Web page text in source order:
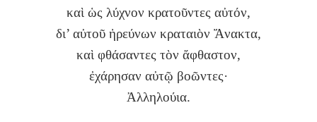
καὶ ὡς λύχνον κρατοῦντες αὐτόν,
δι’ αὐτοῦ ἠρεύνων κραταιὸν Ἄνακτα,
καὶ φθάσαντες τὸν ἄφθαστον,
ἐχάρησαν αὐτῷ βοῶντες·
Ἀλληλούια.